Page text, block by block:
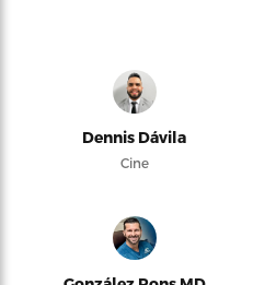
Dennis Dávila
Cine